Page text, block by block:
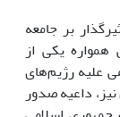
بر جامعه
همواره یکی از
علیه رژیم‌های
داعیه صدور